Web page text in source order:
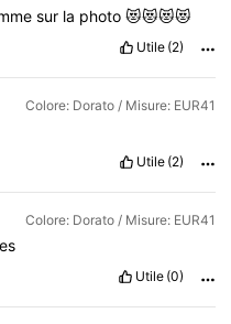
sur la photo 😻😻😻😻
Utile (2)
Colore: Dorato / Misure: EUR41
Utile (2)
Colore: Dorato / Misure: EUR41
Utile (0)